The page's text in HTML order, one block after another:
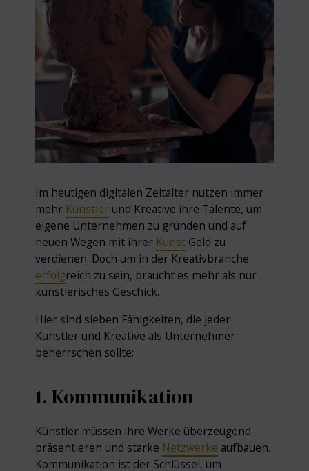
Im heutigen digitalen Zeitalter nutzen immer
mehr Künstler und Kreative ihre Talente, um
eigene Unternehmen zu gründen und auf
neuen Wegen mit ihrer Kunst Geld zu
verdienen. Doch um in der Kreativbranche
erfolgreich zu sein, braucht es mehr als nur
künstlerisches Geschick.
Hier sind sieben Fähigkeiten, die jeder
Künstler und Kreative als Unternehmer
beherrschen sollte:
1. Kommunikation
Künstler müssen ihre Werke überzeugend
präsentieren und starke Netzwerke aufbauen.
Kommunikation ist der Schlüssel, um